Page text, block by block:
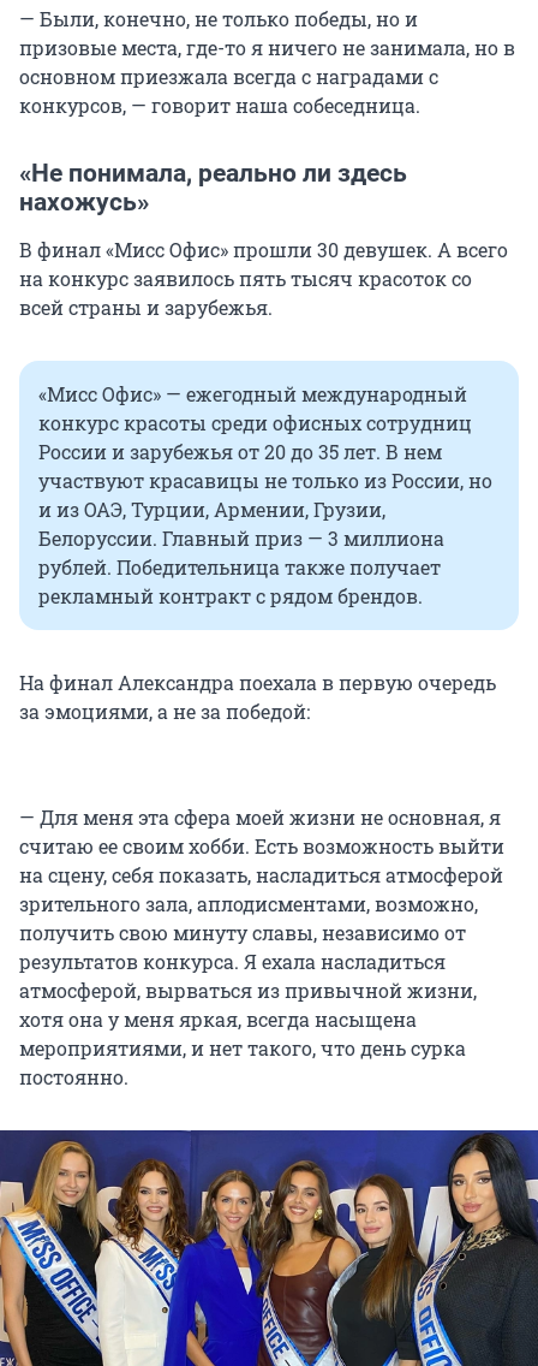
— Были, конечно, не только победы, но и
призовые места, где-то я ничего не занимала, но в
основном приезжала всегда с наградами с
конкурсов, — говорит наша собеседница.
«Не понимала, реально ли здесь
нахожусь»
В финал «Мисс Офис» прошли 30 девушек. А всего
на конкурс заявилось пять тысяч красоток со
всей страны и зарубежья.
«Мисс Офис» — ежегодный международный
конкурс красоты среди офисных сотрудниц
России и зарубежья от 20 до 35 лет. В нем
участвуют красавицы не только из России, но
и из ОАЭ, Турции, Армении, Грузии,
Белоруссии. Главный приз — 3 миллиона
рублей. Победительница также получает
рекламный контракт с рядом брендов.
На финал Александра поехала в первую очередь
за эмоциями, а не за победой:
— Для меня эта сфера моей жизни не основная, я
считаю ее своим хобби. Есть возможность выйти
на сцену, себя показать, насладиться атмосферой
зрительного зала, аплодисментами, возможно,
получить свою минуту славы, независимо от
результатов конкурса. Я ехала насладиться
атмосферой, вырваться из привычной жизни,
хотя она у меня яркая, всегда насыщена
мероприятиями, и нет такого, что день сурка
постоянно.